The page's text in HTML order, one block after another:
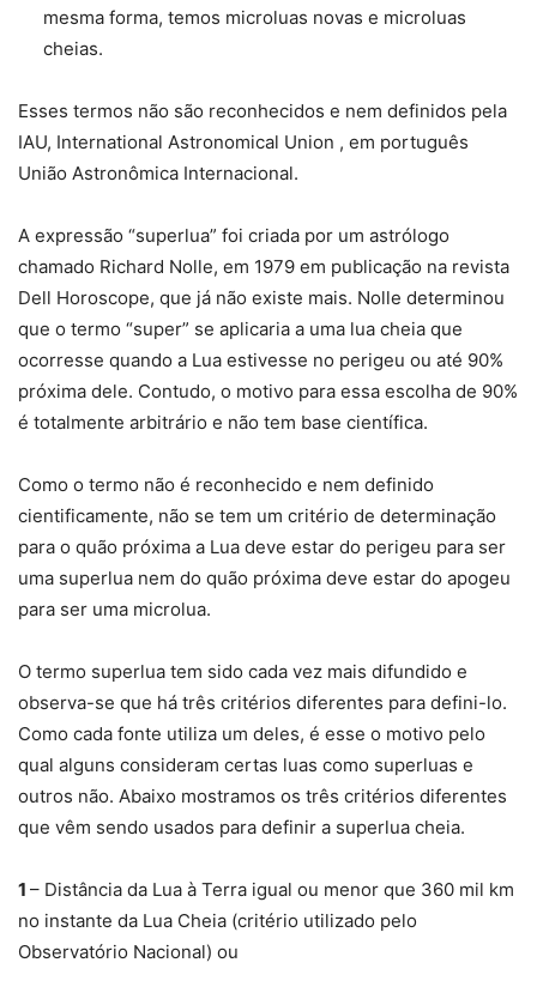
mesma forma, temos microluas novas e microluas
cheias.
Esses termos não são reconhecidos e nem definidos pela
IAU, International Astronomical Union , em português
União Astronômica Internacional.
A expressão “superlua” foi criada por um astrólogo
chamado Richard Nolle, em 1979 em publicação na revista
Dell Horoscope, que já não existe mais. Nolle determinou
que o termo “super” se aplicaria a uma lua cheia que
ocorresse quando a Lua estivesse no perigeu ou até 90%
próxima dele. Contudo, o motivo para essa escolha de 90%
é totalmente arbitrário e não tem base científica.
Como o termo não é reconhecido e nem definido
cientificamente, não se tem um critério de determinação
para o quão próxima a Lua deve estar do perigeu para ser
uma superlua nem do quão próxima deve estar do apogeu
para ser uma microlua.
O termo superlua tem sido cada vez mais difundido e
observa-se que há três critérios diferentes para defini-lo.
Como cada fonte utiliza um deles, é esse o motivo pelo
qual alguns consideram certas luas como superluas e
outros não. Abaixo mostramos os três critérios diferentes
que vêm sendo usados para definir a superlua cheia.
1 – Distância da Lua à Terra igual ou menor que 360 ​​mil km
no instante da Lua Cheia (critério utilizado pelo
Observatório Nacional) ou